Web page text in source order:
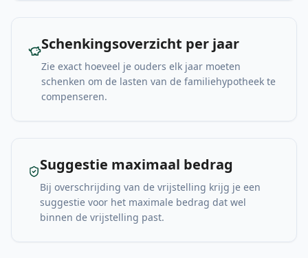
Schenkingsoverzicht per jaar
Zie exact hoeveel je ouders elk jaar moeten
schenken om de lasten van de familiehypotheek te
compenseren.
Suggestie maximaal bedrag
Bij overschrijding van de vrijstelling krijg je een
suggestie voor het maximale bedrag dat wel
binnen de vrijstelling past.